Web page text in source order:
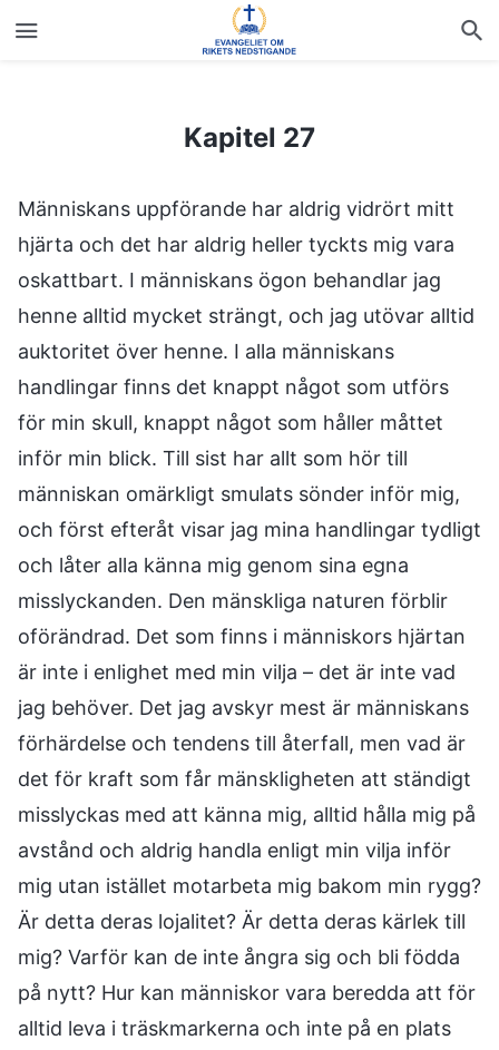
Kapitel 27
Kapitel 27
Människans uppförande har aldrig vidrört mitt
hjärta och det har aldrig heller tyckts mig vara
oskattbart. I människans ögon behandlar jag
henne alltid mycket strängt, och jag utövar alltid
auktoritet över henne. I alla människans
handlingar finns det knappt något som utförs
för min skull, knappt något som håller måttet
inför min blick. Till sist har allt som hör till
människan omärkligt smulats sönder inför mig,
och först efteråt visar jag mina handlingar tydligt
och låter alla känna mig genom sina egna
misslyckanden. Den mänskliga naturen förblir
oförändrad. Det som finns i människors hjärtan
är inte i enlighet med min vilja – det är inte vad
jag behöver. Det jag avskyr mest är människans
förhärdelse och tendens till återfall, men vad är
det för kraft som får mänskligheten att ständigt
misslyckas med att känna mig, alltid hålla mig på
avstånd och aldrig handla enligt min vilja inför
mig utan istället motarbeta mig bakom min rygg?
Är detta deras lojalitet? Är detta deras kärlek till
mig? Varför kan de inte ångra sig och bli födda
på nytt? Hur kan människor vara beredda att för
alltid leva i träskmarkerna och inte på en plats